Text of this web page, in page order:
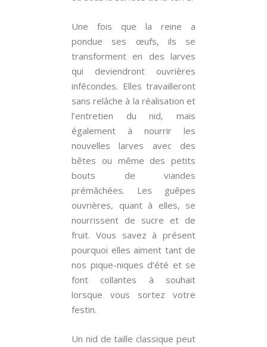
Une fois que la reine a
pondue ses œufs, ils se
transforment en des larves
qui deviendront ouvrières
infécondes. Elles travailleront
sans relâche à la réalisation et
l’entretien du nid, mais
également à nourrir les
nouvelles larves avec des
bêtes ou même des petits
bouts de viandes
prémâchées. Les guêpes
ouvrières, quant à elles, se
nourrissent de sucre et de
fruit. Vous savez à présent
pourquoi elles aiment tant de
nos pique-niques d’été et se
font collantes à souhait
lorsque vous sortez votre
festin.
Un nid de taille classique peut